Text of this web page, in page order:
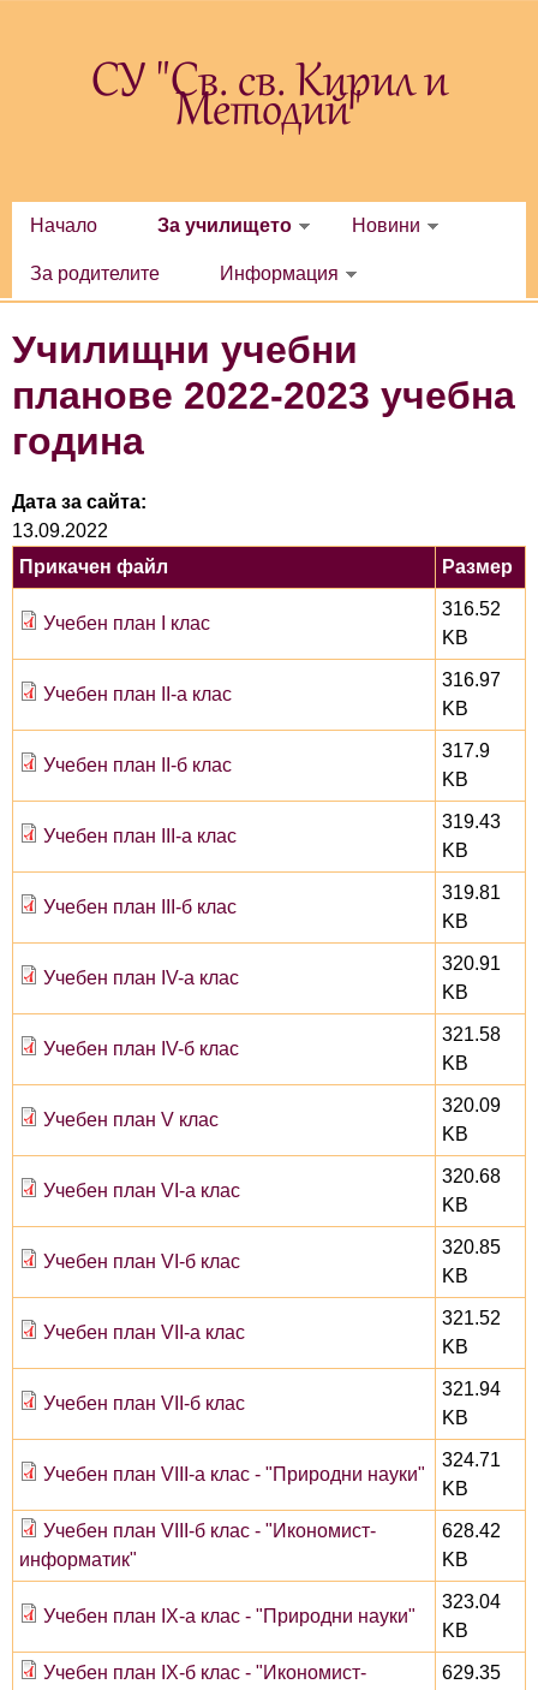
СУ "Св. св. Кирил и
Методий"
Начало За училището Новини
За родителите Информация
Училищни учебни
планове 2022-2023 учебна
година
Дата за сайта:
13.09.2022
Прикачен файл
Размер
Учебен план I клас
316.52
KB
Учебен план II-а клас
316.97
KB
Учебен план II-б клас
317.9
KB
Учебен план III-а клас
319.43
KB
Учебен план III-б клас
319.81
KB
Учебен план IV-а клас
320.91
KB
Учебен план IV-б клас
321.58
KB
Учебен план V клас
320.09
KB
Учебен план VI-а клас
320.68
KB
Учебен план VI-б клас
320.85
KB
Учебен план VII-а клас
321.52
KB
Учебен план VII-б клас
321.94
KB
Учебен план VIII-а клас - "Природни науки"
324.71
KB
Учебен план VIII-б клас - "Икономист-
информатик"
628.42
KB
Учебен план IX-а клас - "Природни науки"
323.04
KB
Учебен план IX-б клас - "Икономист-
629.35